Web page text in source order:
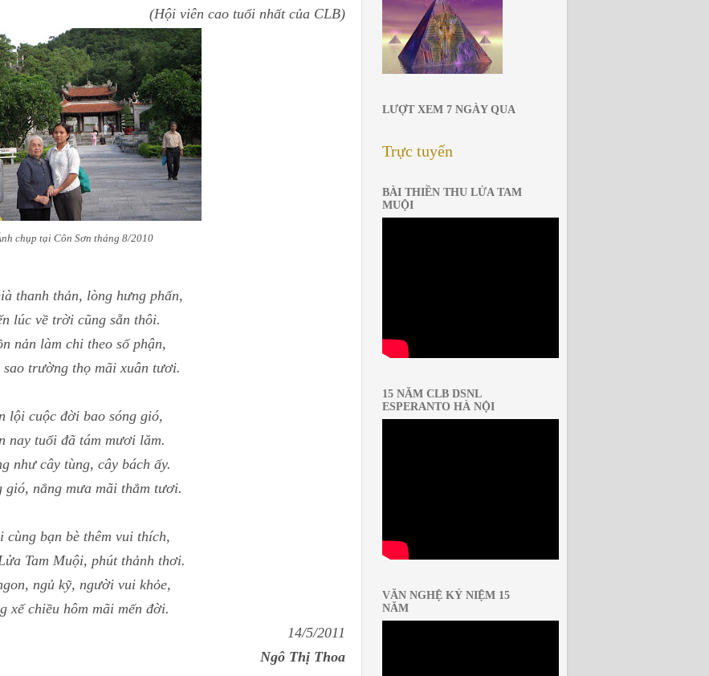
(Hội viên cao tuổi nhất của CLB)
chụp tại Côn Sơn tháng 8/2010
thanh thản, lòng hưng phấn,
lúc về trời cũng sẵn thôi.
nản làm chi theo số phận,
sao trường thọ mãi xuân tươi.
lội cuộc đời bao sóng gió,
nay tuổi đã tám mươi lăm.
như cây tùng, cây bách ấy.
gió, nắng mưa mãi thắm tươi.
cùng bạn bè thêm vui thích,
Tam Muội, phút thảnh thơi.
ngủ kỹ, người vui khỏe,
xế chiều hôm mãi mến đời.
14/5/2011
Ngô Thị Thoa
LƯỢT XEM 7 NGÀY QUA
Trực tuyến
BÀI THIỀN THU LỬA TAM
MUỘI
15 NĂM CLB DSNL
ESPERANTO HÀ NỘI
VĂN NGHỆ KỶ NIỆM 15
NĂM